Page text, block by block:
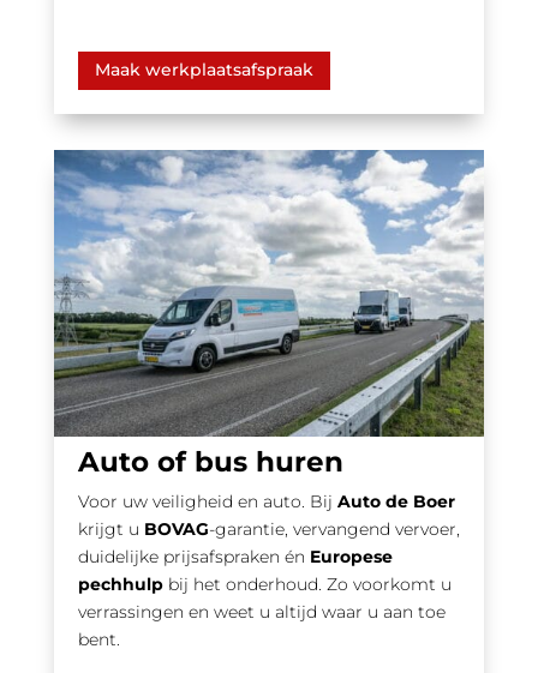
Maak werkplaatsafspraak
Auto of bus huren
Voor uw veiligheid en auto. Bij Auto de Boer
krijgt u BOVAG-garantie, vervangend vervoer,
duidelijke prijsafspraken én Europese
pechhulp bij het onderhoud. Zo voorkomt u
verrassingen en weet u altijd waar u aan toe
bent.